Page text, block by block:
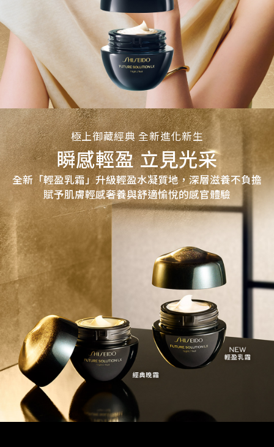
極上御藏經典 全新進化新生
瞬感輕盈 立見光采
全新「輕盈乳霜」升級輕盈水凝質地，深層滋養不負擔
賦予肌膚輕感奢養與舒適愉悅的感官體驗